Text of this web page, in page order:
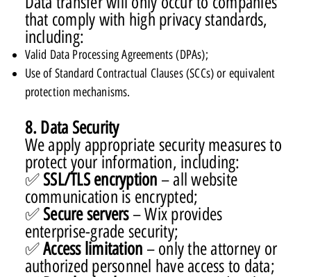
that comply with high privacy standards,
including:
Valid Data Processing Agreements (DPAs);
Use of Standard Contractual Clauses (SCCs) or equivalent
protection mechanisms.
8. Data Security
We apply appropriate security measures to
protect your information, including:
✅SSL/TLS encryption – all website
communication is encrypted;
✅ Secure servers– Wix provides
enterprise-grade security;
✅Access limitation – only the attorney or
authorized personnel have access to data;